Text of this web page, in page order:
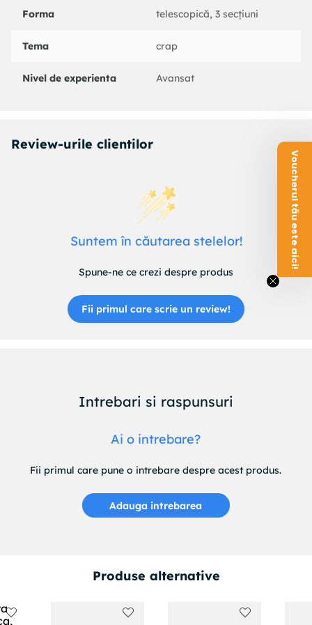
Forma telescopică, 3 secțiuni
Tema crap
Nivel de experienta Avansat
Review-urile clientilor
Suntem în căutarea stelelor!
Spune-ne ce crezi despre produs
Fii primul care scrie un review!
Intrebari si raspunsuri
Ai o intrebare?
Fii primul care pune o intrebare despre acest produs.
Adauga intrebarea
Produse alternative
Voucherul tău este aici!